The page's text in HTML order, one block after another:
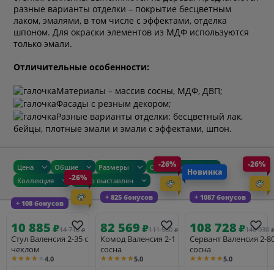
разные варианты отделки – покрытие бесцветным
лаком, эмалями, в том числе с эффектами, отделка
шпоном. Для окраски элементов из МДФ используются
только эмали.
Отличительные особенности:
Материалы – массив сосны, МДФ, ДВП;
Фасады с резным декором;
Разные варианты отделки: бесцветный лак,
бейцы, плотные эмали и эмали с эффектами, шпон.
Цена Общие Размеры
Сроки доставки
Коллекция
Товар выставлен
+ 108 бонусов
-26%
10 885₽14 710 ₽
Стул Валенсия 2-35 с
чехлом
★★★★★ 4.0
+ 825 бонусов
-26%
82 569₽111 580 ₽
Комод Валенсия 2-1
сосна
★★★★★5.0
+ 1087 бонусов
Новинка
-26%
108 728₽146 930 ₽
Сервант Валенсия 2-
сосна
★★★★★5.0